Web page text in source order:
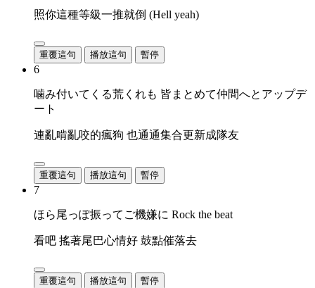
照你這種等級一推就倒 (Hell yeah)
重覆這句 播放這句 暫停
6
噛み付いてくる荒くれも 皆まとめて仲間へとアップデ
ート
連亂啃亂咬的瘋狗 也通通集合更新成隊友
重覆這句 播放這句 暫停
7
ほら尾っぽ振ってご機嫌に Rock the beat
看吧 搖著尾巴心情好 鼓點催落去
重覆這句 播放這句 暫停